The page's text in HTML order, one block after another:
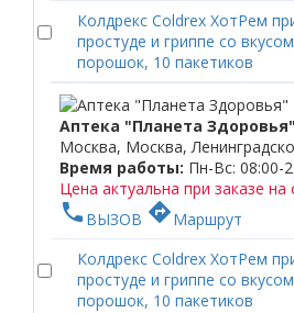
Колдрекс Coldrex ХотРем
простуде и гриппе со
порошок, 10 пакетиков
Аптека "Планета Здоровья"
Москва, Москва,
Время работы: Пн-Вс: 08:00-
Цена актуальна при заказе на
phone ВЫЗОВ directionsМаршрут
Колдрекс Coldrex ХотРем
простуде и гриппе со
порошок, 10 пакетиков